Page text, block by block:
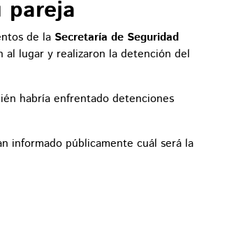
pareja
de la Secretaría de Seguridad
al lugar y realizaron la detención del
habría enfrentado detenciones
informado públicamente cuál será la